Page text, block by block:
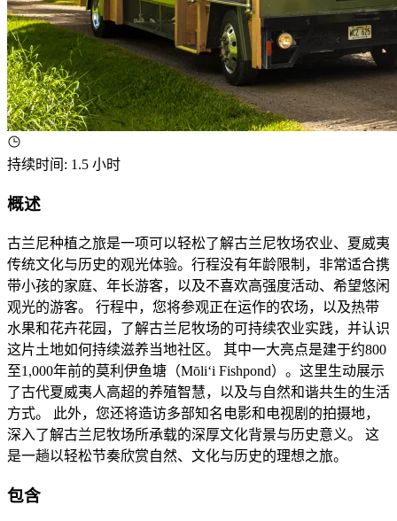
持续时间 : 1.5 小时
概述
古兰尼种植之旅是一项可以轻松了解古兰尼牧场农业、夏威夷
传统文化与历史的观光体验。行程没有年龄限制，非常适合携
带小孩的家庭、年长游客，以及不喜欢高强度活动、希望悠闲
观光的游客。 行程中，您将参观正在运作的农场，以及热带
水果和花卉花园，了解古兰尼牧场的可持续农业实践，并认识
这片土地如何持续滋养当地社区。 其中一大亮点是建于约800
至1,000年前的莫利伊鱼塘（Mōli‘i Fishpond）。这里生动展示
了古代夏威夷人高超的养殖智慧，以及与自然和谐共生的生活
方式。 此外，您还将造访多部知名电影和电视剧的拍摄地，
深入了解古兰尼牧场所承载的深厚文化背景与历史意义。 这
是一趟以轻松节奏欣赏自然、文化与历史的理想之旅。
包含